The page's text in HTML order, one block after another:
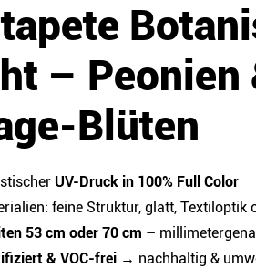
– Peonien
Blüten
UV-Druck in 100% Full Color
feine Struktur, glatt, Textiloptik
53 cm oder 70 cm –
& VOC-frei → nachhaltig &